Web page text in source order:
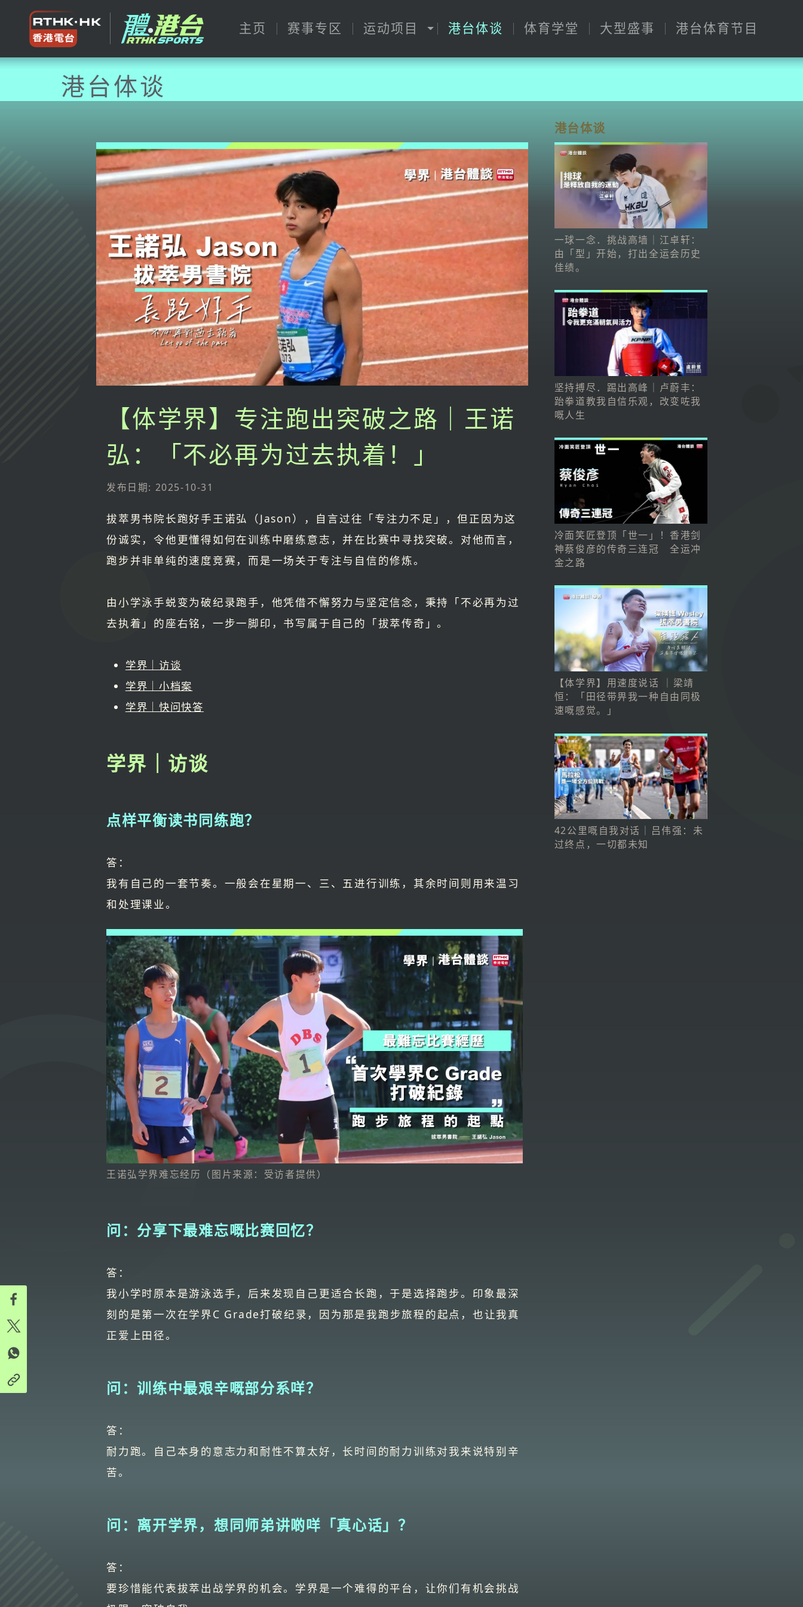
主页 赛事专区 运动项目 港台体谈 体育学堂 大型盛事 港台体育节目
港台体谈
【体学界】专注跑出突破之路｜王诺
弘：「不必再为过去执着！」
发布日期: 2025-10-31
拔萃男书院长跑好手王诺弘（Jason），自言过往「专注力不足」，但正因为这
份诚实，令他更懂得如何在训练中磨练意志，并在比赛中寻找突破。对他而言，
跑步并非单纯的速度竞赛，而是一场关于专注与自信的修炼。
由小学泳手蜕变为破纪录跑手，他凭借不懈努力与坚定信念，秉持「不必再为过
去执着」的座右铭，一步一脚印，书写属于自己的「拔萃传奇」。
学界｜访谈
学界｜小档案
学界｜快问快答
学界｜访谈
点样平衡读书同练跑？
答：
我有自己的一套节奏。一般会在星期一、三、五进行训练，其余时间则用来温习
和处理课业。
王诺弘学界难忘经历（图片来源：受访者提供）
问：分享下最难忘嘅比赛回忆？
答：
我小学时原本是游泳选手，后来发现自己更适合长跑，于是选择跑步。印象最深
刻的是第一次在学界C Grade打破纪录，因为那是我跑步旅程的起点，也让我真
正爱上田径。
问：训练中最艰辛嘅部分系咩？
答：
耐力跑。自己本身的意志力和耐性不算太好，长时间的耐力训练对我来说特别辛
苦。
问：离开学界，想同师弟讲啲咩「真心话」？
答：
要珍惜能代表拔萃出战学界的机会。学界是一个难得的平台，让你们有机会挑战
港台体谈
一球一念．挑战高墙｜江卓轩：
由「型」开始，打出全运会历史
佳绩。
坚持搏尽．踢出高峰｜卢蔚丰：
跆拳道教我自信乐观，改变咗我
嘅人生
冷面笑匠登顶「世一」！香港剑
神蔡俊彦的传奇三连冠 全运冲
金之路
【体学界】用速度说话 ｜梁靖
恒：「田径带畀我一种自由同极
速嘅感觉。」
42公里嘅自我对话｜吕伟强：未
过终点，一切都未知